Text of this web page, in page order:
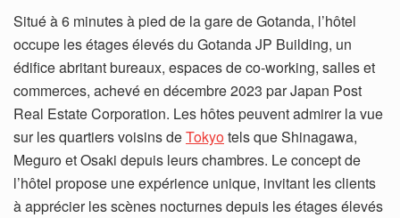
Situé à 6 minutes à pied de la gare de Gotanda, l’hôtel
occupe les étages élevés du Gotanda JP Building, un
édifice abritant bureaux, espaces de co-working, salles et
commerces, achevé en décembre 2023 par Japan Post
Real Estate Corporation. Les hôtes peuvent admirer la vue
sur les quartiers voisins deTokyotels que Shinagawa,
Meguro et Osaki depuis leurs chambres. Le concept de
l’hôtel propose une expérience unique, invitant les clients
à apprécier les scènes nocturnes depuis les étages élevés